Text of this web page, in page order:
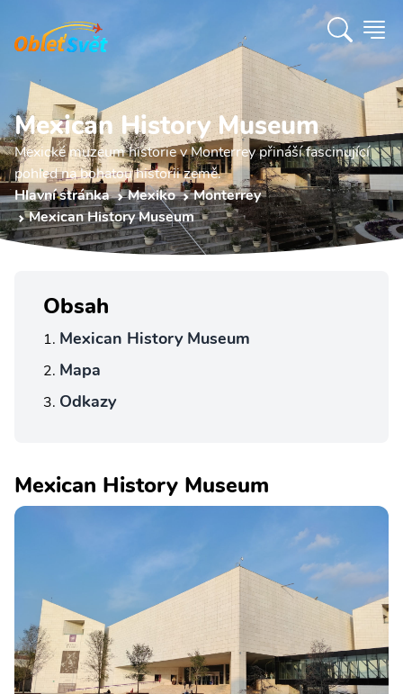
Mexican History Museum
Mexické muzeum historie v Monterrey přináší fascinující
pohled na bohatou historii země.
Hlavní stránka
Mexiko
Monterrey
Mexican History Museum
Obsah
Mexican History Museum
Mapa
Odkazy
Mexican History Museum